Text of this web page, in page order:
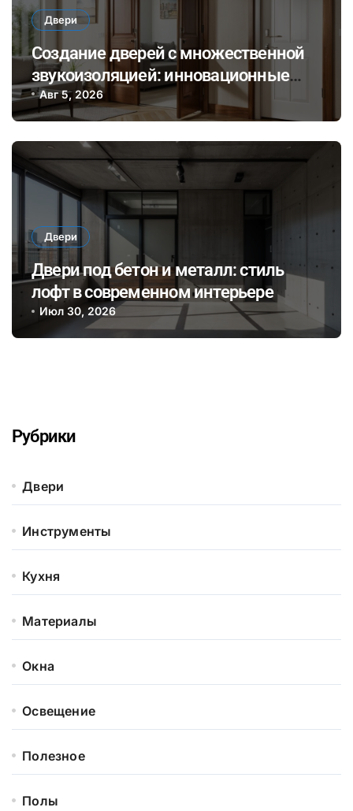
Двери
Создание дверей с множественной
звукоизоляцией: инновационные
материалы и технологии для
комфортного общения и уединения в
доме
Авг 5, 2026
Двери
Двери под бетон и металл: стиль
лофт в современном интерьере
Июл 30, 2026
Рубрики
Двери
Инструменты
Кухня
Материалы
Окна
Освещение
Полезное
Полы